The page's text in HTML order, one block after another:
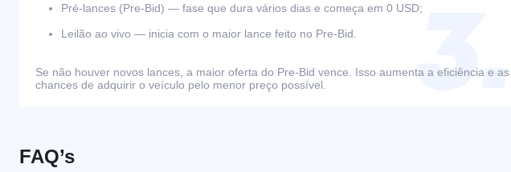
Pré-lances (Pre-Bid) — fase que dura vários dias e começa em 0 USD;
Leilão ao vivo — inicia com o maior lance feito no Pre-Bid.
Se não houver novos lances, a maior oferta do Pre-Bid vence. Isso aumenta a eficiência e as
chances de adquirir o veículo pelo menor preço possível.
FAQ’s